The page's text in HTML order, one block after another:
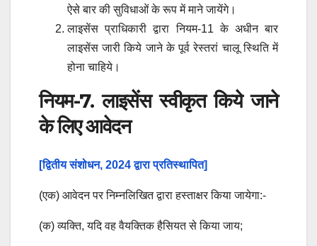
ऐसे बार की सुविधाओं के रूप में माने जायेंगे।
लाइसेंस प्राधिकारी द्वारा नियम-11 के अधीन बार
लाइसेंस जारी किये जाने के पूर्व रेस्तरां चालू स्थिति में
होना चाहिये।
नियम-7. लाइसेंस स्वीकृत किये जाने
के लिए आवेदन
[द्वितीय संशोधन, 2024 द्वारा प्रतिस्थापित]
(एक) आवेदन पर निम्नलिखित द्वारा हस्ताक्षर किया जायेगा:-
(क) व्यक्ति, यदि वह वैयक्तिक हैसियत से किया जाय;